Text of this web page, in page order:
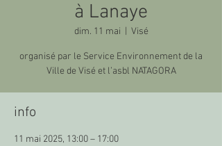
à Lanaye
dim. 11 mai Visé
organisé par le Service Environnement de la
Ville de Visé et l’asbl NATAGORA
info
11 mai 2025, 13:00 – 17:00